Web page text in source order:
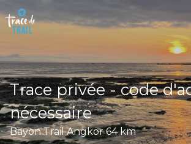
Trace privée - code
nécessaire
Bayon Trail Angkor 64 km